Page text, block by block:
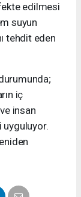
edilmesi
suyun
tehdit eden
iç
insan
uyguluyor.